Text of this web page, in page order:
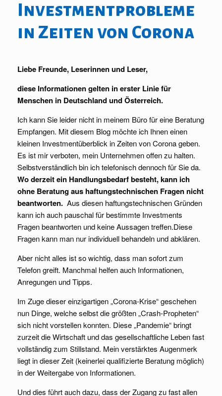
Investmentprobleme
in Zeiten von Corona
Liebe Freunde, Leserinnen und Leser,
diese Informationen gelten in erster Linie für
Menschen in Deutschland und Österreich.
Ich kann Sie leider nicht in meinem Büro für eine Beratung
Empfangen. Mit diesem Blog möchte ich Ihnen einen
kleinen Investmentüberblick in Zeiten von Corona geben.
Es ist mir verboten, mein Unternehmen offen zu halten.
Selbstverständlich bin ich telefonisch dennoch für Sie da.
Wo derzeit ein Handlungsbedarf besteht, kann ich
ohne Beratung aus haftungstechnischen Fragen nicht
beantworten. Aus diesen haftungstechnischen Gründen
kann ich auch pauschal für bestimmte Investments
Fragen beantworten und keine Aussagen treffen.Diese
Fragen kann man nur individuell behandeln und abklären.
Aber nicht alles ist so wichtig, dass man sofort zum
Telefon greift. Manchmal helfen auch Informationen,
Anregungen und Tipps.
Im Zuge dieser einzigartigen „Corona-Krise“ geschehen
nun Dinge, welche selbst die größten „Crash-Propheten“
sich nicht vorstellen konnten. Diese „Pandemie“ bringt
zurzeit die Wirtschaft und das gesellschaftliche Leben fast
vollständig zum Stillstand. Mein verstärktes Augenmerk
liegt in dieser Zeit (keinerlei qualifizierte Beratung möglich)
in der Weitergabe von Informationen.
Und dies führt auch dazu, dass der Zugang zu fast allen